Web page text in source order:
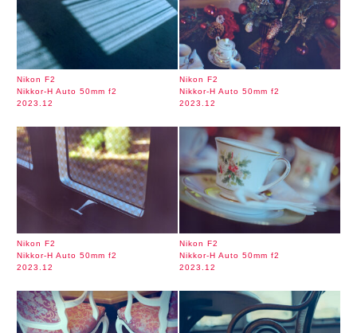
Nikon F2
Nikkor-H Auto 50mm f2
2023.12
Nikon F2
Nikkor-H Auto 50mm f2
2023.12
Nikon F2
Nikkor-H Auto 50mm f2
2023.12
Nikon F2
Nikkor-H Auto 50mm f2
2023.12